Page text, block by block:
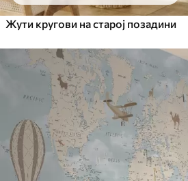
Жути кругови на старој позадини